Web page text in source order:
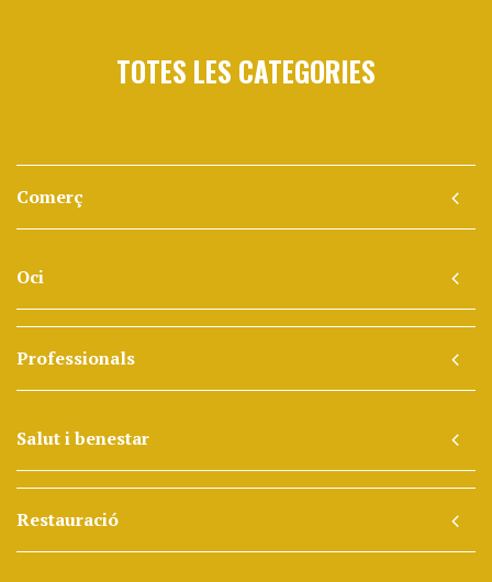
TOTES LES CATEGORIES
Comerç
Oci
Professionals
Salut i benestar
Restauració